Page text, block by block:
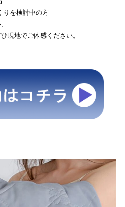
りを検討中の方
現地でご体感ください。